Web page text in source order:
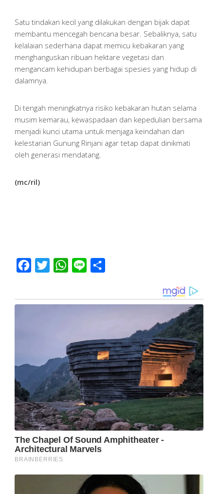
Satu tindakan kecil yang dilakukan dengan bijak dapat
membantu mencegah bencana besar. Sebaliknya, satu
kelalaian sederhana dapat memicu kebakaran yang
menghanguskan ribuan hektare vegetasi dan
mengancam kehidupan berbagai spesies yang hidup di
dalamnya.
Di tengah meningkatnya risiko kebakaran hutan selama
musim kemarau, kewaspadaan dan kepedulian bersama
menjadi kunci utama untuk menjaga keindahan dan
kelestarian Gunung Rinjani agar tetap dapat dinikmati
oleh generasi mendatang.
(mc/ril)
Facebook
Twitter WhatsApp
Line